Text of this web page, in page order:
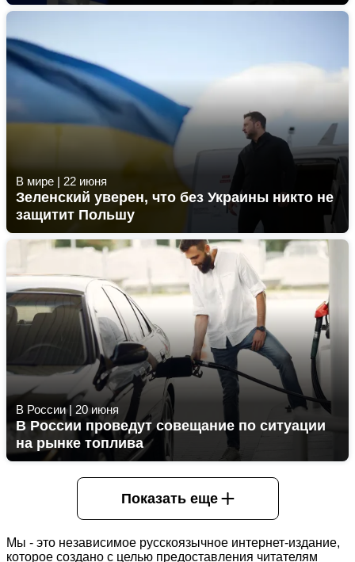
В мире | 22 июня
Зеленский уверен, что без Украины никто не
защитит Польшу
В России| 20 июня
В России проведут совещание по ситуации
на рынке топлива
Показать еще
Мы - это независимое русскоязычное интернет-издание,
которое создано с целью предоставления читателям